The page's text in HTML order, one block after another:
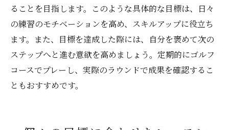
ることを目指します。このような具体的な目標は、日々
の練習のモチベーションを高め、スキルアップに役立ち
ます。また、目標を達成した際には、自分を褒めて次の
ステップへと進む意欲を高めましょう。定期的にゴルフ
コースでプレーし、実際のラウンドで成果を確認するこ
ともおすすめです。